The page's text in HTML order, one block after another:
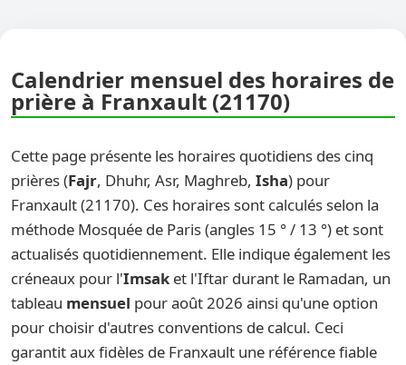
Calendrier mensuel des horaires de
prière à Franxault (21170)
Cette page présente les horaires quotidiens des cinq
prières (Fajr, Dhuhr, Asr, Maghreb, Isha) pour
Franxault (21170). Ces horaires sont calculés selon la
méthode Mosquée de Paris (angles 15 ° / 13 °) et sont
actualisés quotidiennement. Elle indique également les
créneaux pour l'Imsak et l'Iftar durant le Ramadan, un
tableau mensuel pour août 2026 ainsi qu'une option
pour choisir d'autres conventions de calcul. Ceci
garantit aux fidèles de Franxault une référence fiable